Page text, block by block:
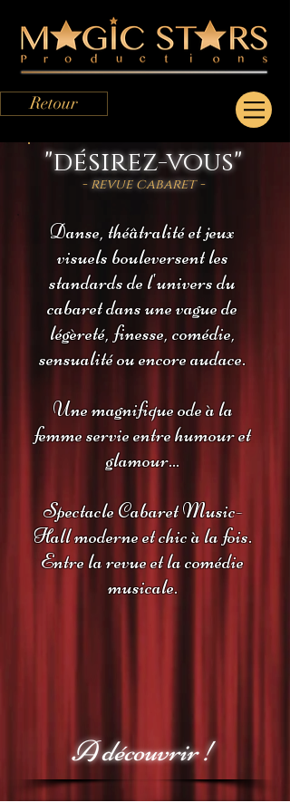
"désirez-vous"
- revue cabaret -
Danse, théâtralité et jeux
visuels bouleversent les
standards de l'univers du
cabaret dans une vague de
légèreté, finesse, comédie,
sensualité ou encore audace.
Une magnifique ode à la
femme servie entre humour et
glamour...
Spectacle Cabaret Music-
Hall moderne et chic à la fois.
Entre la revue et la comédie
musicale.
A découvrir !
Retour